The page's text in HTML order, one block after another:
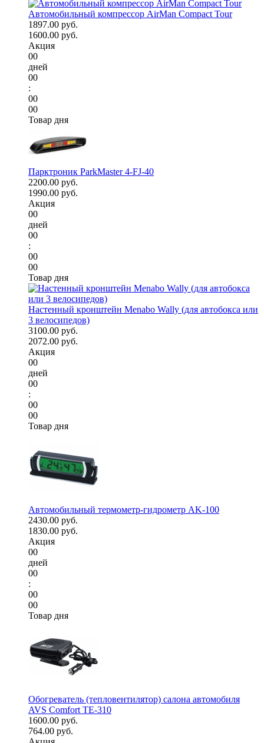
Автомобильный компрессор AirMan Compact Tour
1897.00 руб.
1600.00 руб.
Акция
00
дней
00
:
00
00
Товар дня
Парктроник ParkMaster 4-FJ-40
2200.00 руб.
1990.00 руб.
Акция
00
дней
00
:
00
00
Товар дня
Настенный кронштейн Menabo Wally (для автобокса или
3 велосипедов)
3100.00 руб.
2072.00 руб.
Акция
00
дней
00
:
00
00
Товар дня
Автомобильный термометр-гидрометр AK-100
2430.00 руб.
1830.00 руб.
Акция
00
дней
00
:
00
00
Товар дня
Обогреватель (тепловентилятор) салона автомобиля
AVS Comfort TE-310
1600.00 руб.
764.00 руб.